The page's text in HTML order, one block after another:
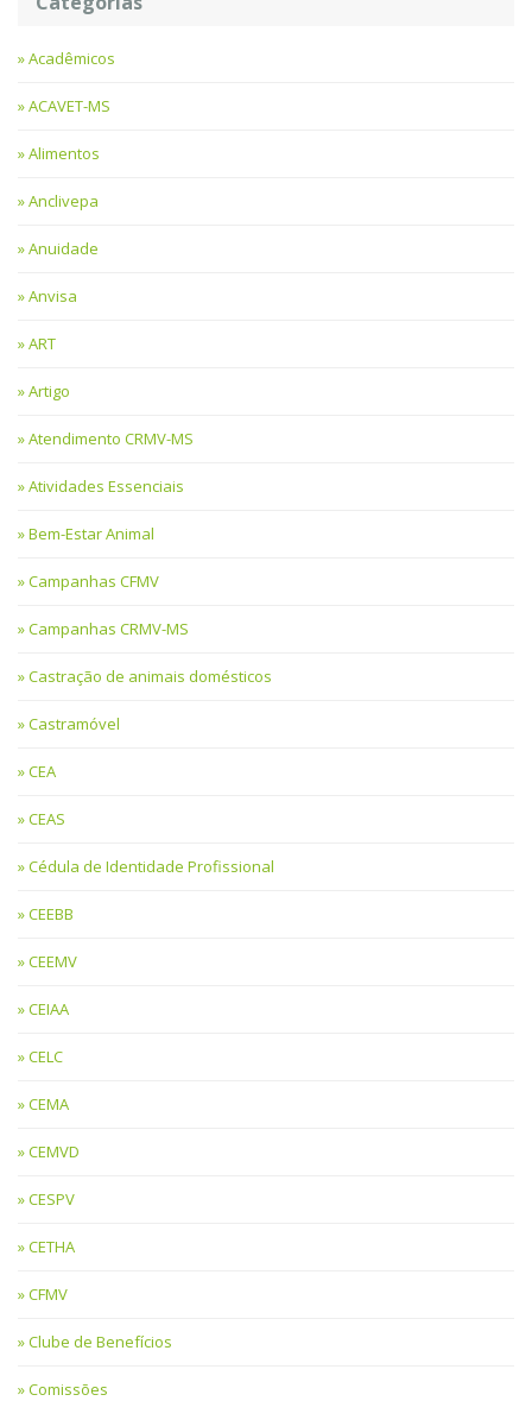
Acadêmicos
ACAVET-MS
Alimentos
Anclivepa
Anuidade
Anvisa
ART
Artigo
Atendimento CRMV-MS
Atividades Essenciais
Bem-Estar Animal
Campanhas CFMV
Campanhas CRMV-MS
Castração de animais domésticos
Castramóvel
CEA
CEAS
Cédula de Identidade Profissional
CEEBB
CEEMV
CEIAA
CELC
CEMA
CEMVD
CESPV
CETHA
CFMV
Clube de Benefícios
Comissões